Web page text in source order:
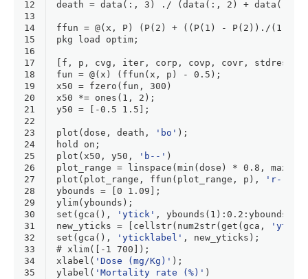
12
13
14
15
16
17
18
19
20
21
22
23
24
25
26
27
28
29
30
31
32
33
34
35
death = data(:, 3 ) ./ (data(:, 2 ) + data(:,
pkg load optim;
[f, p, cvg, iter, corp, covp, covr, stdresid,
fun = @(x) (ffun(x, p) - 0.5 );
x50 = fzero(fun, 300 )
x50 *= ones ( 1 , 2 );
y50 = [
-0.5 1.5 ];
plot (dose, death, 'bo' );
hold
on;
plot (x50, y50, 'b--' )
plot_range =
linspace ( min (dose) * 0.8 , max
plot (plot_range, ffun(plot_range, p), 'r-'
ybounds = [ 0 1.09 ];
ylim(ybounds);
set(gca(),
'ytick' , ybounds( 1 ): 0.2 :ybounds(
new_yticks = [cellstr(num2str(get(gca,
set(gca(),
'yticklabel' , new_yticks);
# xlim([-1 700]);
xlabel( 'Dose (mg/Kg)' );
ylabel( 'Mortality rate (%)' )